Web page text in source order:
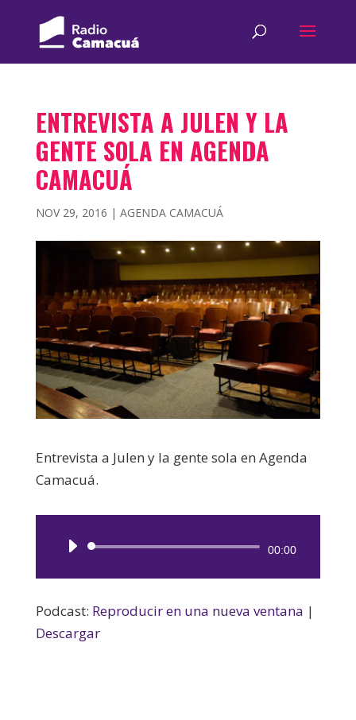
ENTREVISTA A JULEN Y LA
GENTE SOLA EN AGENDA
CAMACUÁ
NOV 29, 2016 | AGENDA CAMACUÁ
Entrevista a Julen y la gente sola en Agenda
Camacuá.
Reproductor
00:00
Podcast: Reproducir en una nueva ventana |
Descargar